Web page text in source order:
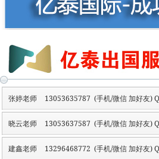
张婷老师 13053635787 (手机/微信 加好友)
晓云老师 13053637587 (手机/微信 加好友)
建鑫老师 13296468772 (手机/微信 加好友)